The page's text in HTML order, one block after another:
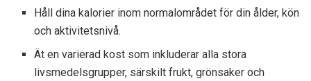
Håll dina kalorier inom normalområdet för din ålder, kön
och aktivitetsnivå.
Ät en varierad kost som inkluderar alla stora
livsmedelsgrupper, särskilt frukt, grönsaker och